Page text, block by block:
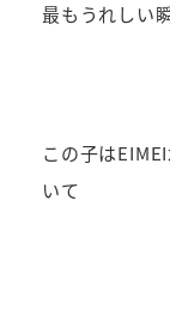
最もうれしい
この子は
いて